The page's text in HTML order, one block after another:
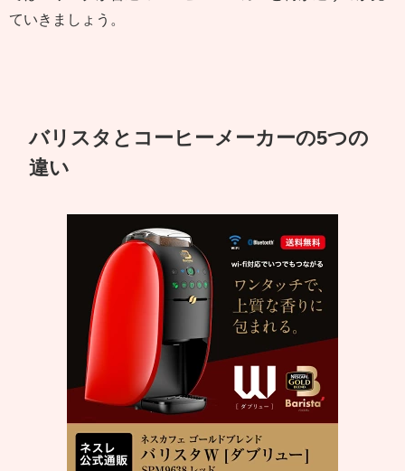
ていきましょう。
バリスタとコーヒーメーカーの5つの
違い